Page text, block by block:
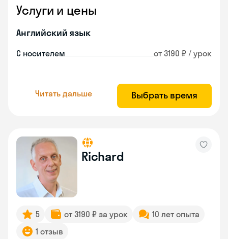
Услуги и цены
Английский язык
С носителем от 3190 ₽ / урок
Читать дальше Выбрать время
Richard
5 от 3190 ₽ за урок
10 лет опыта
1 отзыв